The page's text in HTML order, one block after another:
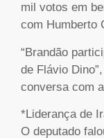
mil votos em
com Humberto
“Brandão
de Flávio
conversa com
*Liderança de
O deputado